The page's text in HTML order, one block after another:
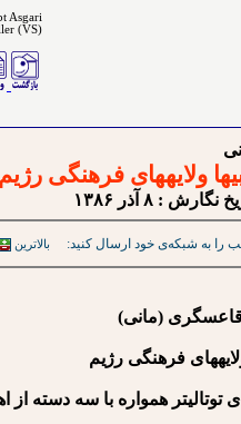
Asgari
(VS)
ولایه⁯های فرهنگی رژیم
نگارش : ٨ آذر ۱٣٨۶
را به شبکه‌ی خود ارسال کنید: بالاترین
(مانی)
ولایه⁯های فرهنگی رژیم
توتالیتر همواره با سه دسته